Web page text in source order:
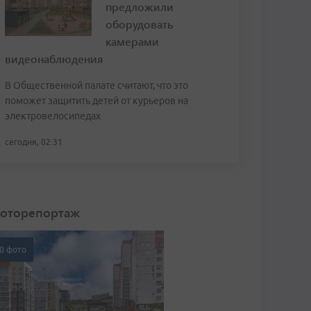
предложили
оборудовать
камерами
видеонаблюдения
В Общественной палате считают, что это
поможет защитить детей от курьеров на
электровелосипедах
сегодня, 02:31
фото